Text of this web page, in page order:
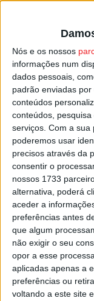
Nós e os nossos
informações num
dados pessoais,
padrão enviadas
conteúdos
conteúdos,
serviços. Com a sua
poderemos usar
precisos através da
consentir o
nossos 1733
alternativa, poderá
aceder a
preferências antes
que algum
não exigir o seu
opor a esse
aplicadas apenas a
preferências ou
voltando a este site
devido a uma
temporário da
mas a estrada
indeterminado.
O temporal
Verdozedo e
casal. No
trabalhar na
Esta e outras
FM ou em
TAGS Cinfães